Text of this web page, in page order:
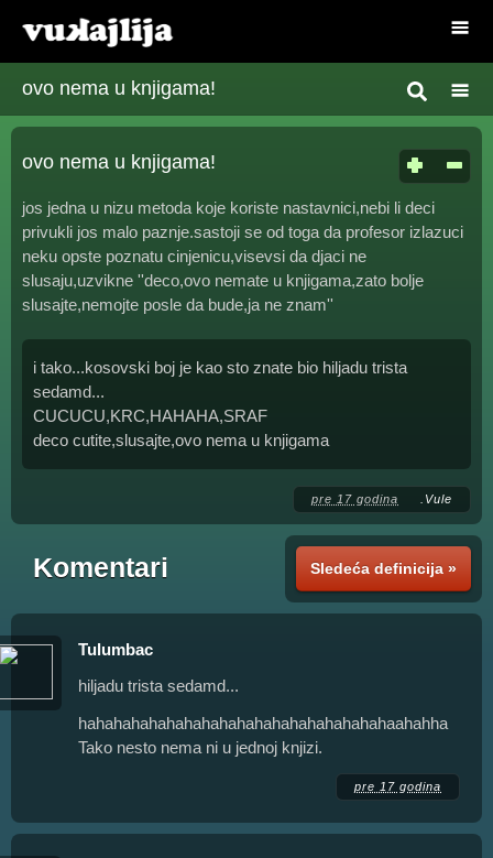
ovo nema u knjigama!
ovo nema u knjigama!
jos jedna u nizu metoda koje koriste nastavnici,nebi li deci
privukli jos malo paznje.sastoji se od toga da profesor izlazuci
neku opste poznatu cinjenicu,visevsi da djaci ne
slusaju,uzvikne ''deco,ovo nemate u knjigama,zato bolje
slusajte,nemojte posle da bude,ja ne znam''
i tako...kosovski boj je kao sto znate bio hiljadu trista
sedamd...
CUCUCU,KRC,HAHAHA,SRAF
deco cutite,slusajte,ovo nema u knjigama
pre 17 godina .Vule
Sledeća definicija »
Komentari
Tulumbac
hiljadu trista sedamd...
hahahahahahahahahahahahahahahahahahaahahha
Tako nesto nema ni u jednoj knjizi.
pre 17 godina